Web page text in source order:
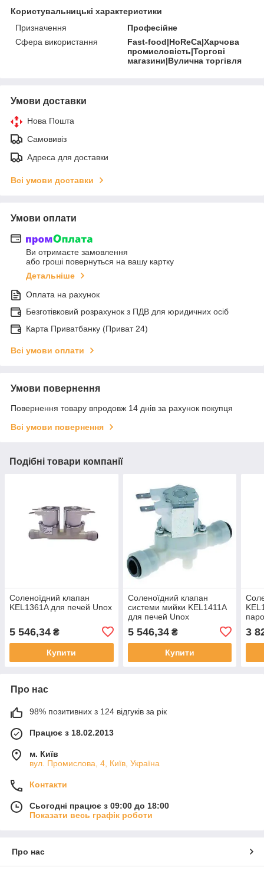
Користувальницькі характеристики
Призначення
Професійне
Сфера використання
Fast-food|HoReCa|Харчова
промисловість|Торгові
магазини|Вулична торгівля
Умови доставки
Нова Пошта
Самовивіз
Адреса для доставки
Всі умови доставки
Умови оплати
Ви отримаєте замовлення
або гроші повернуться на вашу картку
Детальніше
Оплата на рахунок
Безготівковий розрахунок з ПДВ для юридичних осіб
Карта Приватбанку (Приват 24)
Всі умови оплати
Умови повернення
Повернення товару впродовж 14 днів за рахунок покупця
Всі умови повернення
Подібні товари компанії
Соленоїдний клапан
KEL1361A для печей Unox
5 546,34 ₴
Купити
Соленоїдний клапан
системи мийки KEL1411A
для печей Unox
5 546,34₴
Купити
3
Про нас
98% позитивних з 124 відгуків за рік
Працює з 18.02.2013
м. Київ
вул. Промислова, 4, Київ, Україна
Контакти
Сьогодні працює з 09:00 до 18:00
Показати весь графік роботи
Про нас